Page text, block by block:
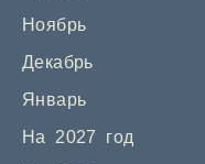
Ноябрь
Декабрь
Январь
На 2027 год